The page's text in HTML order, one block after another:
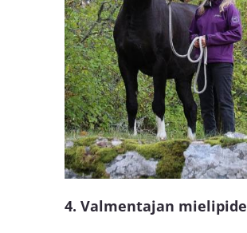
4. Valmentajan mielipide